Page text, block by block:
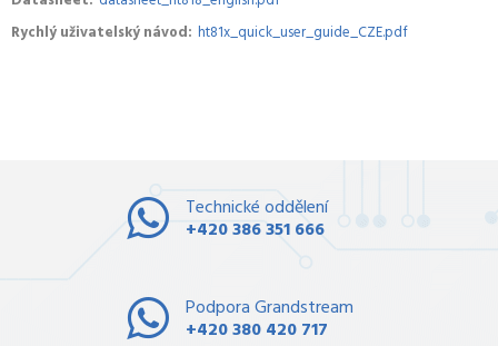
Rychlý uživatelský návod ht81x_quick_user_guide_CZE.pdf
Technické oddělení
+420 386 351 666
Podpora Grandstream
+420 380 420 717